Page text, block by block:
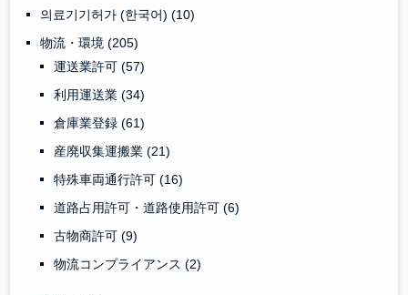
의료기기허가 (한국어)(10)
物流・環境(205)
運送業許可(57)
利用運送業(34)
倉庫業登録(61)
産廃収集運搬業(21)
特殊車両通行許可(16)
道路占用許可・道路使用許可(6)
古物商許可(9)
物流コンプライアンス(2)